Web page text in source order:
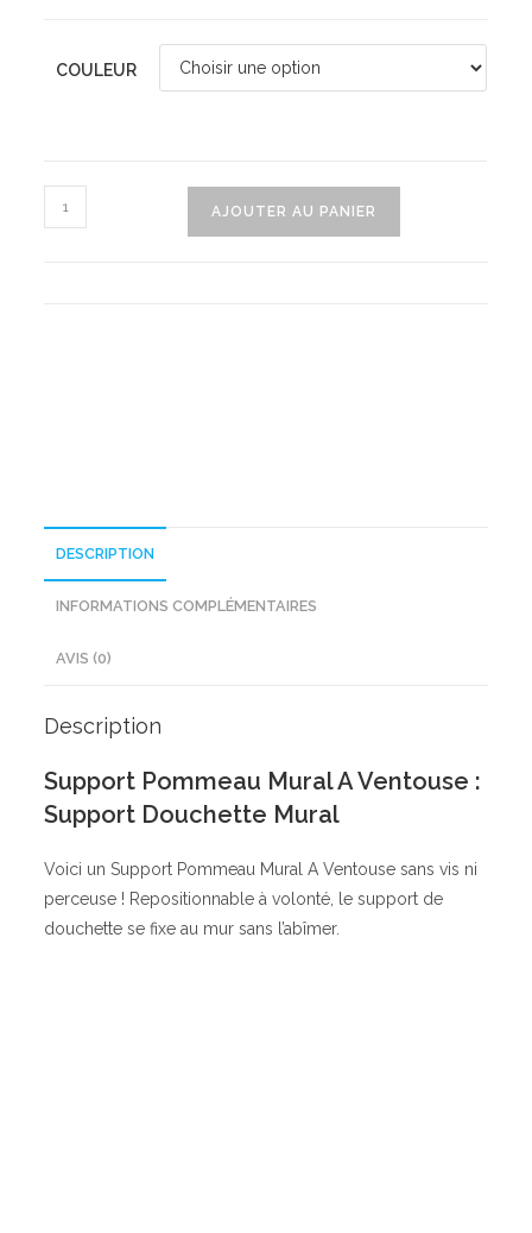
COULEUR
de
AJOUTER AU PANIER
DESCRIPTION
INFORMATIONS COMPLÉMENTAIRES
AVIS (0)
Description
Support Pommeau Mural A Ventouse :
Support Douchette Mural
Voici un Support Pommeau Mural A Ventouse sans vis ni
perceuse ! Repositionnable à volonté, le support de
douchette se fixe au mur sans l’abîmer.